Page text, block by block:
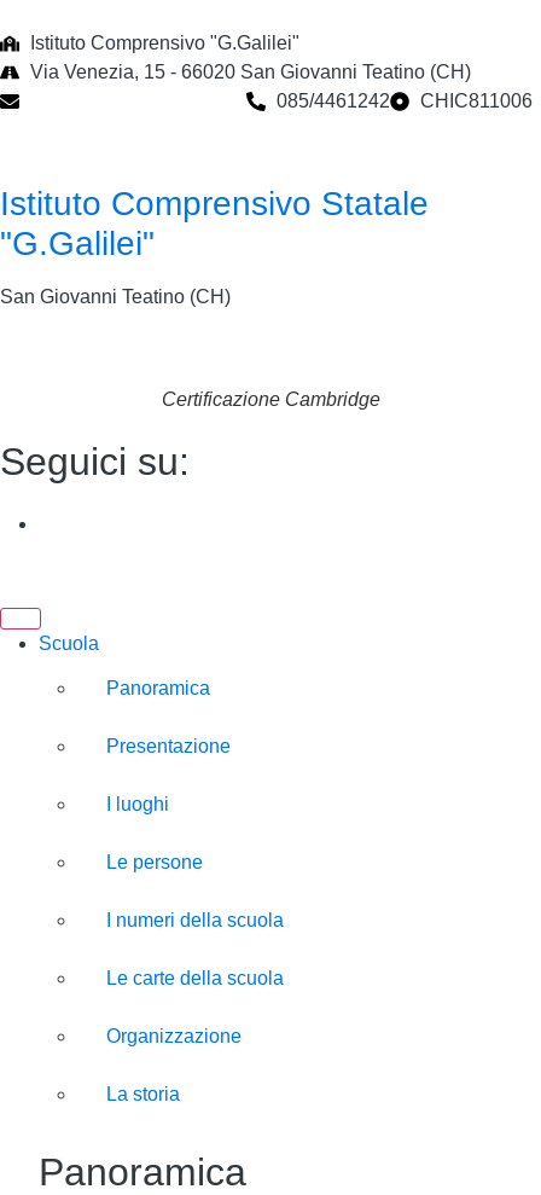
Istituto Comprensivo "G.Galilei"
Via Venezia, 15 - 66020 San Giovanni Teatino (CH)
085/4461242 CHIC811006
Istituto Comprensivo Statale
"G.Galilei"
San Giovanni Teatino (CH)
Certificazione Cambridge
Seguici su:
Scuola
Panoramica
Presentazione
I luoghi
Le persone
I numeri della scuola
Le carte della scuola
Organizzazione
La storia
Panoramica